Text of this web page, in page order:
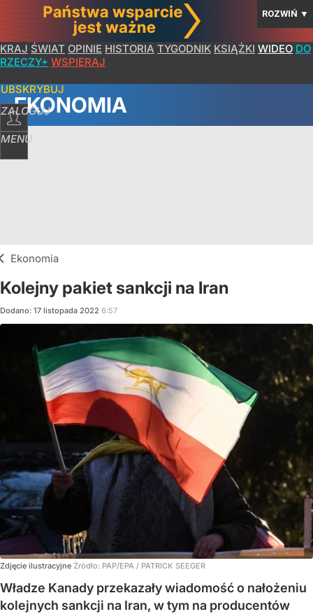
ROZWIŃ ▼
KRAJ ŚWIAT OPINIE HISTORIA TYGODNIK KSIĄŻKI WIDEO DO
RZECZY+ WSPIERAJ
ZALOGUJ
MENU
EKONOMIA
Ekonomia
Kolejny pakiet sankcji na Iran
Dodano: 17 listopada 2022 6:57
Zdjęcie ilustracyjne Źródło: PAP/EPA / PATRICK SEEGER
Władze Kanady przekazały wiadomość o nałożeniu
kolejnych sankcji na Iran, w tym na producentów